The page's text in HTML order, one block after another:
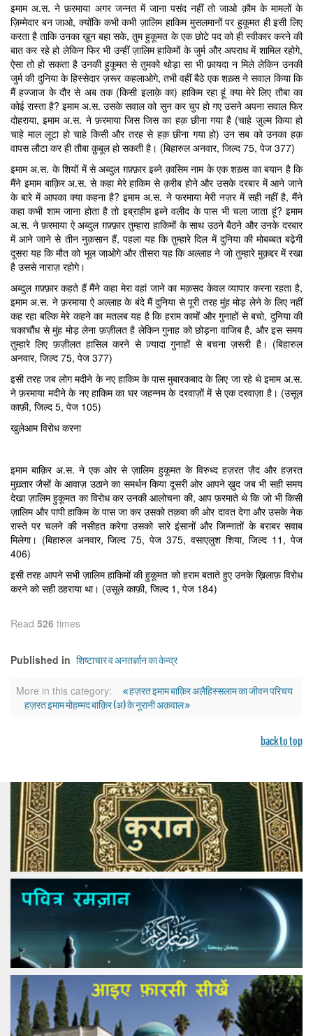
इमाम अ.स. ने फ़रमाया अगर जन्नत में जाना पसंद नहीं तो जाओ क़ौम के मामलों के
ज़िम्मेदार बन जाओ, क्योंकि कभी कभी ज़ालिम हाकिम मुसलमानों पर हुकूमत ही इसी लिए
करता है ताकि उनका ख़ून बहा सके, तुम हुकूमत के एक छोटे पद को ही स्वीकार करने की
बात कर रहे हो लेकिन फिर भी उन्हीं ज़ालिम हाकिमों के जुर्म और अपराध में शामिल रहोगे,
ऐसा तो हो सकता है उनकी हुकूमत से तुमको थोड़ा सा भी फ़ायदा न मिले लेकिन उनकी
जुर्म की दुनिया के हिस्सेदार ज़रूर कहलाओगे, तभी वहीं बैठे एक शख़्स ने सवाल किया कि
मैं हज्जाज के दौर से अब तक (किसी इलाक़े का) हाकिम रहा हूं क्या मेरे लिए तौबा का
कोई रास्ता है? इमाम अ.स. उसके सवाल को सुन कर चुप हो गए उसने अपना सवाल फिर
दोहराया, इमाम अ.स. ने फ़रमाया जिस जिस का हक़ छीना गया है (चाहे ज़ुल्म किया हो
चाहे माल लूटा हो चाहे किसी और तरह से हक़ छीना गया हो) उन सब को उनका हक़
वापस लौटा कर ही तौबा क़ुबूल हो सकती है। (बिहारुल अनवार, जिल्द 75, पेज 377)
इमाम अ.स. के शियों में से अब्दुल ग़फ़्फ़ार इब्ने क़ासिम नाम के एक शख़्स का बयान है कि
मैंने इमाम बाक़िर अ.स. से कहा मेरे हाकिम से क़रीब होने और उसके दरबार में आने जाने
के बारे में आपका क्या कहना है? इमाम अ.स. ने फरमाया मेरी नज़र में सही नहीं है, मैंने
कहा कभी शाम जाना होता है तो इब्राहीम इब्ने वलीद के पास भी चला जाता हूं? इमाम
अ.स. ने फ़रमाया ऐ अब्दुल ग़फ़्फ़ार तुम्हारा हाकिमों के साथ उठने बैठने और उनके दरबार
में आने जाने से तीन नुक़सान हैं, पहला यह कि तुम्हारे दिल में दुनिया की मोबब्बत बढ़ेगी
दूसरा यह कि मौत को भूल जाओगे और तीसरा यह कि अल्लाह ने जो तुम्हारे मुक़द्दर में रखा
है उससे नाराज़ रहोगे।
अब्दुल ग़फ़्फ़ार कहते हैं मैंने कहा मेरा वहां जाने का मक़सद केवल व्यापार करना रहता है,
इमाम अ.स. ने फ़रमाया ऐ अल्लाह के बंदे मैं दुनिया से पूरी तरह मुंह मोड़ लेने के लिए नहीं
कह रहा बल्कि मेरे कहने का मतलब यह है कि हराम कामों और गुनाहों से बचो, दुनिया की
चकाचौंध से मुंह मोड़ लेना फ़ज़ीलत है लेकिन गुनाह को छोड़ना वाजिब है, और इस समय
तुम्हारे लिए फ़ज़ीलत हासिल करने से ज़्यादा गुनाहों से बचना ज़रूरी है। (बिहारुल
अनवार, जिल्द 75, पेज 377)
इसी तरह जब लोग मदीने के नए हाकिम के पास मुबारकबाद के लिए जा रहे थे इमाम अ.स.
ने फ़रमाया मदीने के नए हाकिम का घर जहन्नम के दरवाज़ों में से एक दरवाज़ा है। (उसूल
काफ़ी, जिल्द 5, पेज 105)
खुलेआम विरोध करना
इमाम बाक़िर अ.स. ने एक ओर से ज़ालिम हुकूमत के विरुध्द हज़रत ज़ैद और हज़रत
मुख़्तार जैसों के आवाज़ उठाने का समर्थन किया दूसरी ओर आपने ख़ुद जब भी सही समय
देखा ज़ालिम हुकूमत का विरोध कर उनकी आलोचना की, आप फ़रमाते थे कि जो भी किसी
ज़ालिम और पापी हाकिम के पास जा कर उसको तक़वा की ओर दावत देगा और उसके नेक
रास्ते पर चलने की नसीहत करेगा उसको सारे इंसानों और जिन्नातों के बराबर सवाब
मिलेगा। (बिहारुल अनवार, जिल्द 75, पेज 375, वसाएलुश शिया, जिल्द 11, पेज
406)
इसी तरह आपने सभी ज़ालिम हाकिमों की हुकूमत को हराम बताते हुए उनके ख़िलाफ़ विरोध
करने को सही ठहराया था। (उसूले काफ़ी, जिल्द 1, पेज 184)
Read 526 times
Published in शिष्टाचार व अनतर्ज्ञान का केन्द्र
More in this category:
« हज़रत इमाम बाक़िर अलैहिस्सलाम का जीवन परिचय
हज़रत इमाम मोहम्मद बाक़िर (अ) के नूरानी अक़वाल »
back to top